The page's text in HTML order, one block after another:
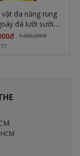
vật đa năng rung
đá lưỡi sưởi
bi
1,650,000đ